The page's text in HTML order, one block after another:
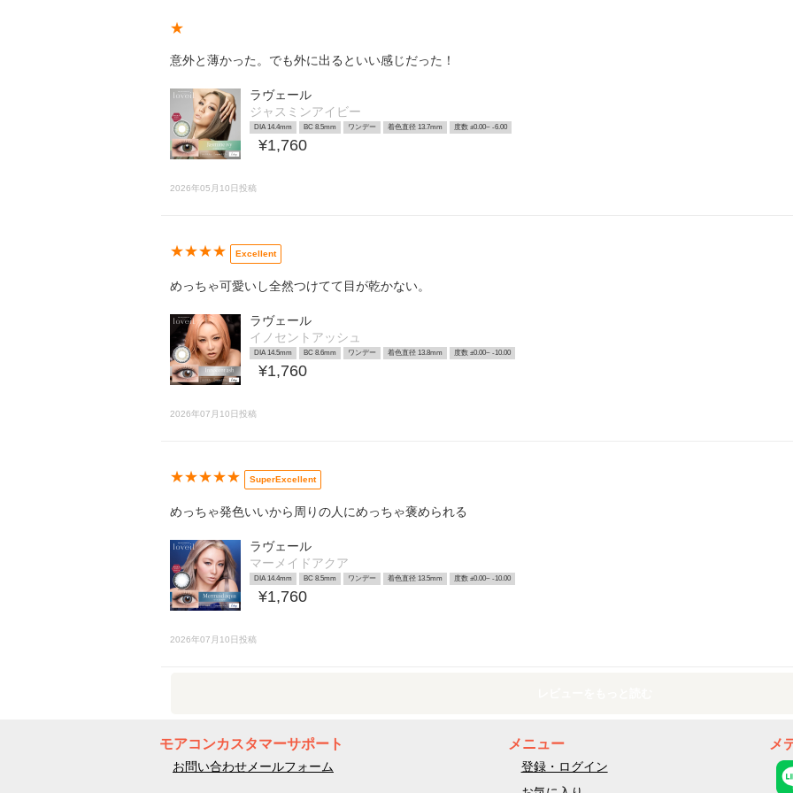
★
意外と薄かった。でも外に出るといい感じだった！
ラヴェール
ジャスミンアイビー
DIA 14.4mm BC 8.5mm ワンデー 着色直径 13.7mm 度数 ±0.00~ -6.00
¥1,760
2026年05月10日投稿
★★★★ Excellent
めっちゃ可愛いし全然つけてて目が乾かない。
ラヴェール
イノセントアッシュ
DIA 14.5mm BC 8.6mm ワンデー 着色直径 13.8mm 度数 ±0.00~ -10.00
¥1,760
2026年07月10日投稿
★★★★★ SuperExcellent
めっちゃ発色いいから周りの人にめっちゃ褒められる
ラヴェール
マーメイドアクア
DIA 14.4mm BC 8.5mm ワンデー 着色直径 13.5mm 度数 ±0.00~ -10.00
¥1,760
2026年07月10日投稿
モアコンカスタマーサポート
お問い合わせメールフォーム
メニュー
登録・ログイン
メ